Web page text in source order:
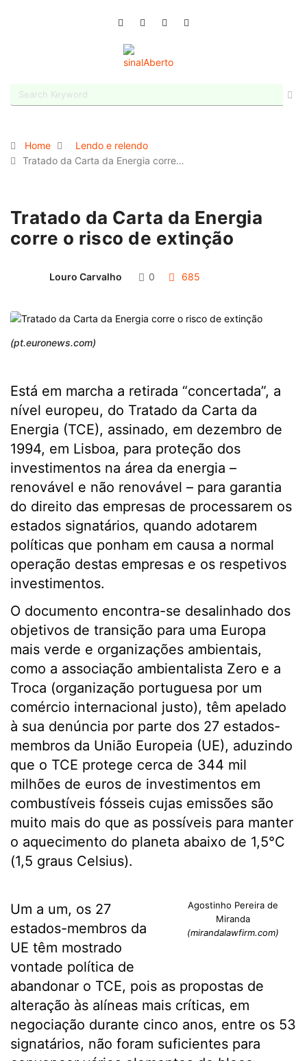
Home
Lendo e relendo
Tratado da Carta da Energia corre…
Tratado da Carta da Energia
corre o risco de extinção
Louro Carvalho 0 685
(pt.euronews.com)
Está em marcha a retirada “concertada”, a
nível europeu, do Tratado da Carta da
Energia (TCE), assinado, em dezembro de
1994, em Lisboa, para proteção dos
investimentos na área da energia –
renovável e não renovável – para garantia
do direito das empresas de processarem os
estados signatários, quando adotarem
políticas que ponham em causa a normal
operação destas empresas e os respetivos
investimentos.
O documento encontra-se desalinhado dos
objetivos de transição para uma Europa
mais verde e organizações ambientais,
como a associação ambientalista Zero e a
Troca (organização portuguesa por um
comércio internacional justo), têm apelado
à sua denúncia por parte dos 27 estados-
membros da União Europeia (UE), aduzindo
que o TCE protege cerca de 344 mil
milhões de euros de investimentos em
combustíveis fósseis cujas emissões são
muito mais do que as possíveis para manter
o aquecimento do planeta abaixo de 1,5°C
(1,5 graus Celsius).
Agostinho Pereira de
Miranda
(mirandalawfirm.com)
Um a um, os 27
estados-membros da
UE têm mostrado
vontade política de
abandonar o TCE, pois as propostas de
alteração às alíneas mais críticas, em
negociação durante cinco anos, entre os 53
signatários, não foram suficientes para